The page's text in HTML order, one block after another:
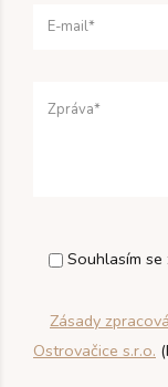
Souhlasím
Zásady
Ostrovačice s.r.o.